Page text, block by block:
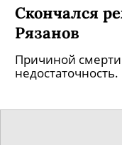
Скончался
Рязанов
Причиной смерти
недостаточность.